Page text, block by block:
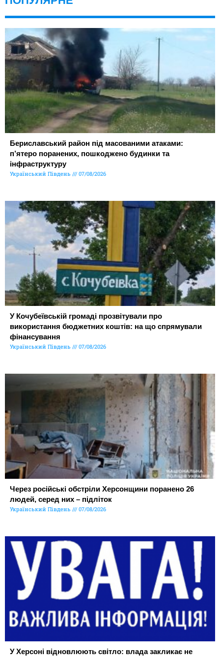
Бериславський район під масованими атаками:
п’ятеро поранених, пошкоджено будинки та
інфраструктуру
Український Південь 07/08/2026
У Кочубеївській громаді прозвітували про
використання бюджетних коштів: на що спрямували
фінансування
Український Південь 07/08/2026
Через російські обстріли Херсонщини поранено 26
людей, серед них – підліток
Український Південь 07/08/2026
У Херсоні відновлюють світло: влада закликає не